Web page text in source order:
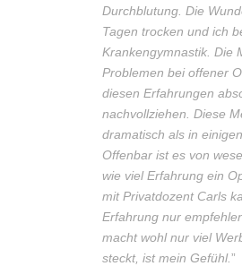
Durchblutung. Die
Tagen trocken und ich
Krankengymnastik. Die
Problemen bei offener
diesen Erfahrungen
nachvollziehen. Diese
dramatisch als in
Offenbar ist es von
wie viel Erfahrung ein
mit Privatdozent Carls
Erfahrung nur
macht wohl nur viel
steckt, ist mein Gefühl.”